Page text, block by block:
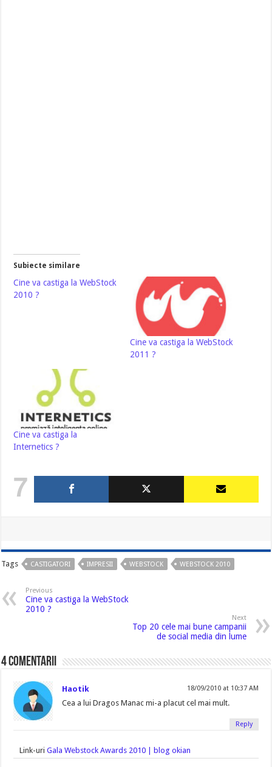
Subiecte similare
Cine va castiga la WebStock
2010 ?
Cine va castiga la WebStock
2011 ?
Cine va castiga la
Internetics ?
7
Tags CASTIGATORI IMPRESII WEBSTOCK WEBSTOCK 2010
Previous
Cine va castiga la WebStock
2010 ?
Next
Top 20 cele mai bune campanii
de social media din lume
4 comentarii
Haotik 18/09/2010 at 10:37 AM
Cea a lui Dragos Manac mi-a placut cel mai mult.
Reply
Link-uriGala Webstock Awards 2010 | blog okian